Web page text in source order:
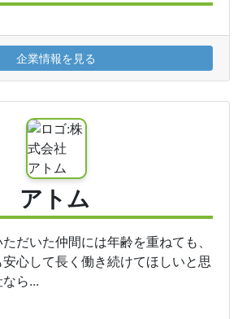
企業情報を見る
アトム
だいた仲間には年齢を重ねても、
心して長く働き続けてほしいと思
ら...